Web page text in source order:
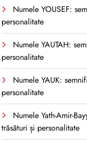
Numele YOUSEF:
personalitate
Numele YAUTAH:
personalitate
Numele YAUK:
personalitate
Numele Yath-Amir-
trăsături și personalitate